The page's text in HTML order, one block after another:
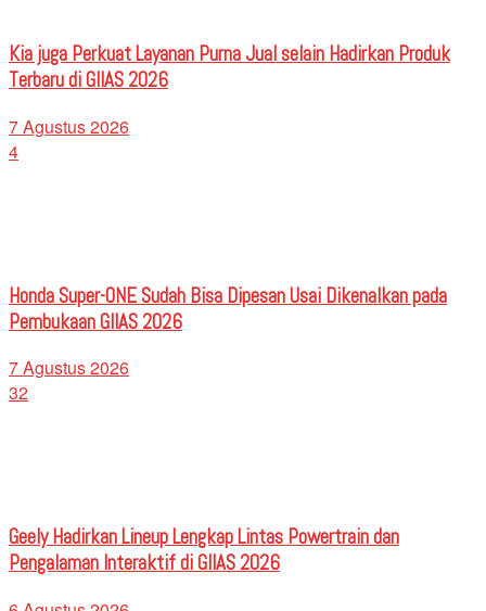
Kia juga Perkuat Layanan Purna Jual selain Hadirkan Produk
Terbaru di GIIAS 2026
7 Agustus 2026
4
Honda Super-ONE Sudah Bisa Dipesan Usai Dikenalkan pada
Pembukaan GIIAS 2026
7 Agustus 2026
32
Geely Hadirkan Lineup Lengkap Lintas Powertrain dan
Pengalaman Interaktif di GIIAS 2026